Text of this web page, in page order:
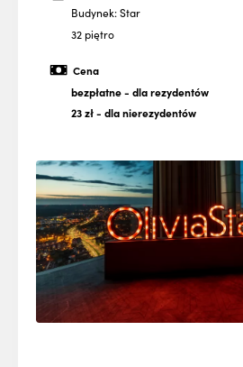
Budynek: Star
32 piętro
Cena
bezpłatne- dla rezydentów
23 zł- dla nierezydentów